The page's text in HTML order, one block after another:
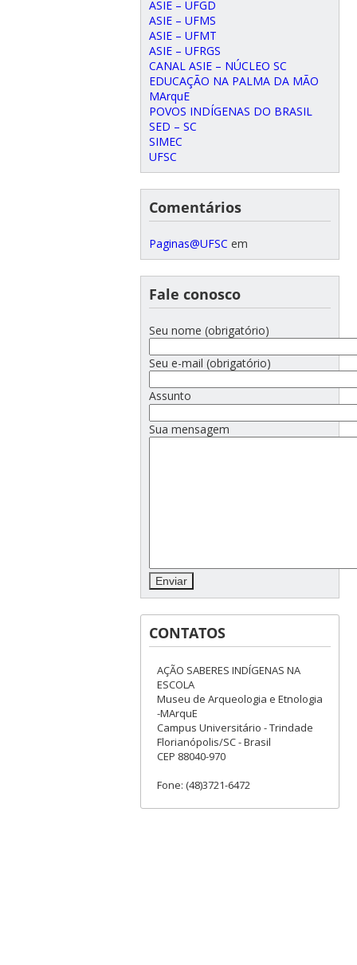
ASIE – UFGD
ASIE – UFMS
ASIE – UFMT
ASIE – UFRGS
CANAL ASIE – NÚCLEO SC
EDUCAÇÃO NA PALMA DA MÃO
MArquE
POVOS INDÍGENAS DO BRASIL
SED – SC
SIMEC
UFSC
Comentários
Paginas@UFSC em
Fale conosco
Seu nome (obrigatório)
Seu e-mail (obrigatório)
Assunto
Sua mensagem
CONTATOS
AÇÃO SABERES INDÍGENAS NA
ESCOLA
Museu de Arqueologia e Etnologia
-MArquE
Campus Universitário - Trindade
Florianópolis/SC - Brasil
CEP 88040-970
Fone: (48)3721-6472